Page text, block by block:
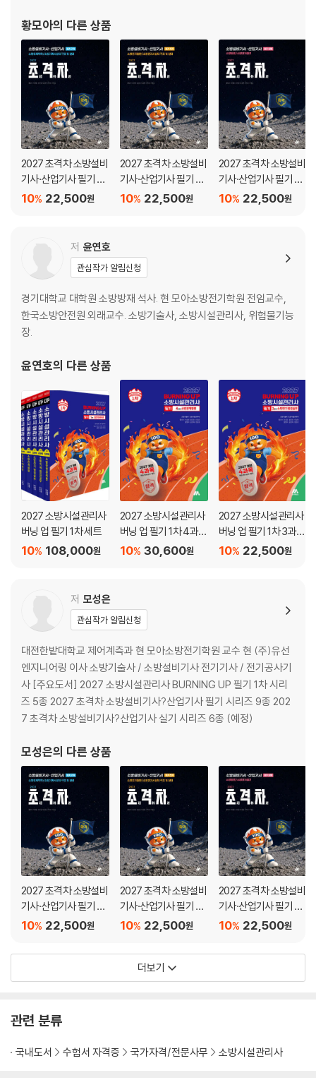
제2과목 소방기계 점검실무
제3과목 소방전기 점검실무
제4과목 소방관계법령
제21회 소방시설관리사 문제풀이
제1과목 소방안전관리론
제2과목 소방기계 점검실무
제3과목 소방전기 점검실무
제4과목 소방관계법령
제20회 소방시설관리사 문제풀이
제3과목 소방전기 점검실무
제4과목 소방관계법령
제19회 소방시설관리사 문제풀이
제1과목 소방안전관리론
제2과목 소방기계 점검실무
제4과목 소방관계법령
제18회 소방시설관리사 문제풀이
제1과목 소방안전관리론
제2과목 소방기계 점검실무
제3과목 소방전기 점검실무
제4과목 소방관계법령
제17회 소방시설관리사 문제풀이
제1과목 소방안전관리론
제2과목 소방기계 점검실무
제3과목 소방전기 점검실무
황모아의 다른 상품
2027 초격차 소방설비
기사·산업기사 필기 기
계
22,500원
10%
2027 초격차 소방설비
기사·산업기사 필기 전
기
22,500원
10%
2027 초격차 소방설비
기사·산업기사 필기 공
통
22,500원
10%
저 윤연호
관심작가 알림신청
경기대학교 대학원 소방방재 석사. 현 모아소방전기학원 전임교수,
한국소방안전원 외래교수. 소방기술사, 소방시설관리사, 위험물기능
장.
윤연호의 다른 상품
2027 소방시설관리사
버닝 업 필기 1차 세트
108,000원
10%
2027 소방시설관리사
버닝 업 필기 1차 4과목
소방관계법령
30,600원
10%
2027 소방시설관리사
버닝 업 필기 1차 3과목
소방전기 점검실무
22,500원
10%
저 모성은
관심작가 알림신청
대전한밭대학교 제어계측과 현 모아소방전기학원 교수 현 (주)유선
엔지니어링 이사 소방기술사 / 소방설비기사 전기기사 / 전기공사기
사 [주요도서] 2027 소방시설관리사 BURNING UP 필기 1차 시리
즈 5종 2027 초격차 소방설비기사?산업기사 필기 시리즈 9종 202
7 초격차 소방설비기사?산업기사 실기 시리즈 6종 (예정)
모성은의 다른 상품
2027 초격차 소방설비
기사·산업기사 필기 기
계
22,500원
10%
2027 초격차 소방설비
기사·산업기사 필기 전
기
22,500원
10%
2027 초격차 소방설비
기사·산업기사 필기 공
통
22,500원
10%
더보기
관련 분류
국내도서 수험서 자격증 국가자격/전문사무 소방시설관리사